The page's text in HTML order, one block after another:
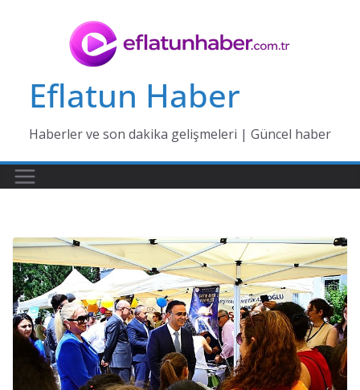
Eflatun Haber
Haberler ve son dakika gelişmeleri | Güncel haber